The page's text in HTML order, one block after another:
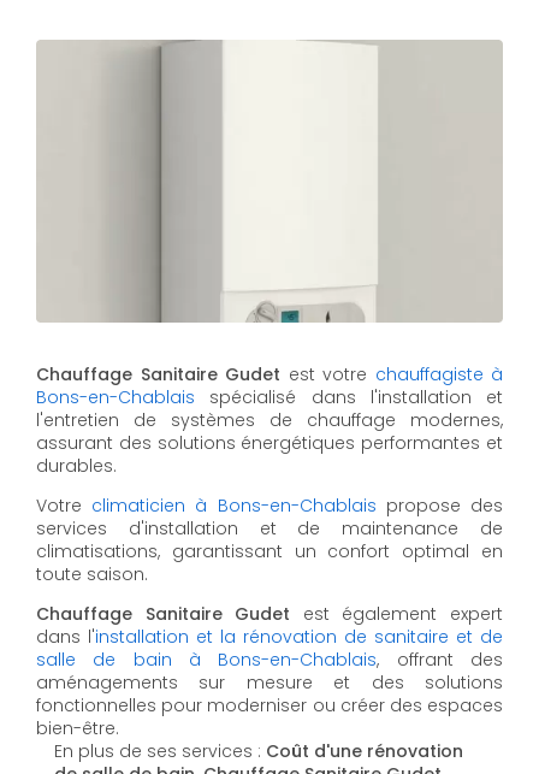
Chauffage Sanitaire Gudet est votre chauffagiste à
Bons-en-Chablais spécialisé dans l'installation et
l'entretien de systèmes de chauffage modernes,
assurant des solutions énergétiques performantes et
durables.
Votre climaticien à Bons-en-Chablais propose des
services d'installation et de maintenance de
climatisations, garantissant un confort optimal en
toute saison.
Chauffage Sanitaire Gudet est également expert
dans l'installation et la rénovation de sanitaire et de
salle de bain à Bons-en-Chablais, offrant des
aménagements sur mesure et des solutions
fonctionnelles pour moderniser ou créer des espaces
bien-être.
En plus de ses services : Coût d'une rénovation